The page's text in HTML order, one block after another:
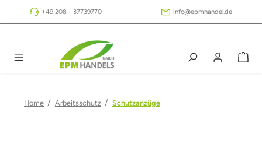
Zum Hauptinhalt springen
+49 208 - 37739770 info@epmhandel.de
Home / Arbeitsschutz / Schutzanzüge